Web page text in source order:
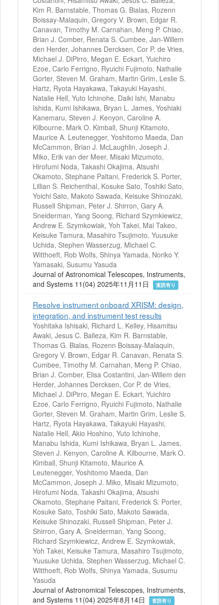
Kim R. Barnstable, Thomas G. Bialas, Rozenn
Boissay-Malaquin, Gregory V. Brown, Edgar R.
Canavan, Timothy M. Carnahan, Meng P. Chiao,
Brian J. Comber, Renata S. Cumbee, Jan-Willem
den Herder, Johannes Dercksen, Cor P. de Vries,
Michael J. DiPirro, Megan E. Eckart, Yuichiro
Ezoe, Carlo Ferrigno, Ryuichi Fujimoto, Nathalie
Gorter, Steven M. Graham, Martin Grim, Leslie S.
Hartz, Ryota Hayakawa, Takayuki Hayashi,
Natalie Hell, Yuto Ichinohe, Daiki Ishi, Manabu
Ishida, Kumi Ishikawa, Bryan L. James, Yoshiaki
Kanemaru, Steven J. Kenyon, Caroline A.
Kilbourne, Mark O. Kimball, Shunji Kitamoto,
Maurice A. Leutenegger, Yoshitomo Maeda, Dan
McCammon, Brian J. McLaughlin, Joseph J.
Miko, Erik van der Meer, Misaki Mizumoto,
Hirofumi Noda, Takashi Okajima, Atsushi
Okamoto, Stephane Paltani, Frederick S. Porter,
Lillian S. Reichenthal, Kosuke Sato, Toshiki Sato,
Yoichi Sato, Makoto Sawada, Keisuke Shinozaki,
Russell Shipman, Peter J. Shirron, Gary A.
Sneiderman, Yang Soong, Richard Szymkiewicz,
Andrew E. Szymkowiak, Yoh Takei, Mai Takeo,
Keisuke Tamura, Masahiro Tsujimoto, Yuusuke
Uchida, Stephen Wasserzug, Michael C.
Witthoeft, Rob Wolfs, Shinya Yamada, Noriko Y.
Yamasaki, Susumu Yasuda
Journal of Astronomical Telescopes, Instruments,
and Systems 11(04) 2025年11月11日
査読有り
Resolve instrument onboard XRISM: design,
integration, and instrument test results
Yoshitaka Ishisaki, Richard L. Kelley, Hisamitsu
Awaki, Jesus C. Balleza, Kim R. Barnstable,
Thomas G. Bialas, Rozenn Boissay-Malaquin,
Gregory V. Brown, Edgar R. Canavan, Renata S.
Cumbee, Timothy M. Carnahan, Meng P. Chiao,
Brian J. Comber, Elisa Costantini, Jan-Willem den
Herder, Johannes Dercksen, Cor P. de Vries,
Michael J. DiPirro, Megan E. Eckart, Yuichiro
Ezoe, Carlo Ferrigno, Ryuichi Fujimoto, Nathalie
Gorter, Steven M. Graham, Martin Grim, Leslie S.
Hartz, Ryota Hayakawa, Takayuki Hayashi,
Natalie Hell, Akio Hoshino, Yuto Ichinohe,
Manabu Ishida, Kumi Ishikawa, Bryan L. James,
Steven J. Kenyon, Caroline A. Kilbourne, Mark O.
Kimball, Shunji Kitamoto, Maurice A.
Leutenegger, Yoshitomo Maeda, Dan
McCammon, Joseph J. Miko, Misaki Mizumoto,
Hirofumi Noda, Takashi Okajima, Atsushi
Okamoto, Stephane Paltani, Frederick S. Porter,
Kosuke Sato, Toshiki Sato, Makoto Sawada,
Keisuke Shinozaki, Russell Shipman, Peter J.
Shirron, Gary A. Sneiderman, Yang Soong,
Richard Szymkiewicz, Andrew E. Szymkowiak,
Yoh Takei, Keisuke Tamura, Masahiro Tsujimoto,
Yuusuke Uchida, Stephen Wasserzug, Michael C.
Witthoeft, Rob Wolfs, Shinya Yamada, Susumu
Yasuda
Journal of Astronomical Telescopes, Instruments,
and Systems 11(04) 2025年8月14日
査読有り